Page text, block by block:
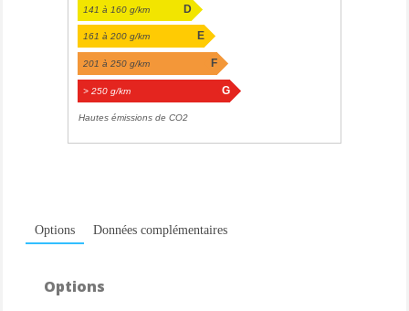
Options Données complémentaires
Options
141 à 160 g/km D
161 à 200 g/km E
201 à 250 g/km F
> 250 g/km G
Hautes émissions de CO2